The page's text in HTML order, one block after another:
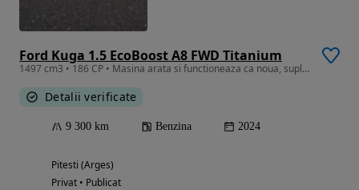
Ford Kuga 1.5 EcoBoost A8 FWD Titanium
1497 cm3 • 186 CP • Masina arata si functioneaza ca noua, suplimentar cauciucuri iarna
Detalii verificate
9 300 km Benzina 2024
Pitesti (Arges)
Privat • Publicat